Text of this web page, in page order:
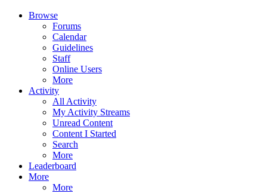
Browse
Forums
Calendar
Guidelines
Staff
Online Users
More
Activity
All Activity
My Activity Streams
Unread Content
Content I Started
Search
More
Leaderboard
More
More